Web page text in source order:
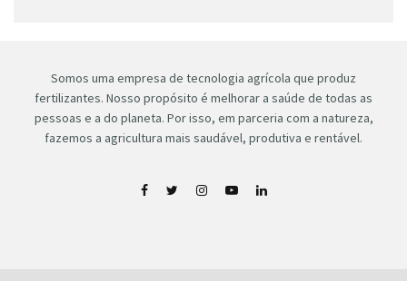
Somos uma empresa de tecnologia agrícola que produz
fertilizantes. Nosso propósito é melhorar a saúde de todas as
pessoas e a do planeta. Por isso, em parceria com a natureza,
fazemos a agricultura mais saudável, produtiva e rentável.